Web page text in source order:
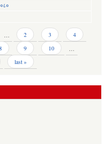
… 2 3
4
9 10
…
last »